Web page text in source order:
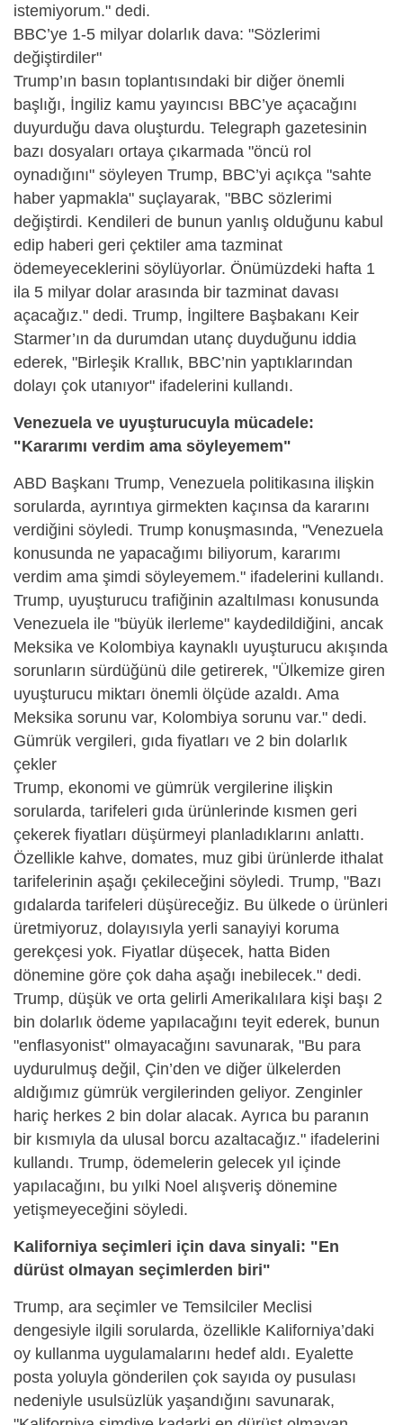
istemiyorum." dedi.
BBC’ye 1-5 milyar dolarlık dava: "Sözlerimi
değiştirdiler"
Trump’ın basın toplantısındaki bir diğer önemli
başlığı, İngiliz kamu yayıncısı BBC’ye açacağını
duyurduğu dava oluşturdu. Telegraph gazetesinin
bazı dosyaları ortaya çıkarmada "öncü rol
oynadığını" söyleyen Trump, BBC’yi açıkça "sahte
haber yapmakla" suçlayarak, "BBC sözlerimi
değiştirdi. Kendileri de bunun yanlış olduğunu kabul
edip haberi geri çektiler ama tazminat
ödemeyeceklerini söylüyorlar. Önümüzdeki hafta 1
ila 5 milyar dolar arasında bir tazminat davası
açacağız." dedi. Trump, İngiltere Başbakanı Keir
Starmer’ın da durumdan utanç duyduğunu iddia
ederek, "Birleşik Krallık, BBC’nin yaptıklarından
dolayı çok utanıyor" ifadelerini kullandı.
Venezuela ve uyuşturucuyla mücadele:
"Kararımı verdim ama söyleyemem"
ABD Başkanı Trump, Venezuela politikasına ilişkin
sorularda, ayrıntıya girmekten kaçınsa da kararını
verdiğini söyledi. Trump konuşmasında, "Venezuela
konusunda ne yapacağımı biliyorum, kararımı
verdim ama şimdi söyleyemem." ifadelerini kullandı.
Trump, uyuşturucu trafiğinin azaltılması konusunda
Venezuela ile "büyük ilerleme" kaydedildiğini, ancak
Meksika ve Kolombiya kaynaklı uyuşturucu akışında
sorunların sürdüğünü dile getirerek, "Ülkemize giren
uyuşturucu miktarı önemli ölçüde azaldı. Ama
Meksika sorunu var, Kolombiya sorunu var." dedi.
Gümrük vergileri, gıda fiyatları ve 2 bin dolarlık
çekler
Trump, ekonomi ve gümrük vergilerine ilişkin
sorularda, tarifeleri gıda ürünlerinde kısmen geri
çekerek fiyatları düşürmeyi planladıklarını anlattı.
Özellikle kahve, domates, muz gibi ürünlerde ithalat
tarifelerinin aşağı çekileceğini söyledi. Trump, "Bazı
gıdalarda tarifeleri düşüreceğiz. Bu ülkede o ürünleri
üretmiyoruz, dolayısıyla yerli sanayiyi koruma
gerekçesi yok. Fiyatlar düşecek, hatta Biden
dönemine göre çok daha aşağı inebilecek." dedi.
Trump, düşük ve orta gelirli Amerikalılara kişi başı 2
bin dolarlık ödeme yapılacağını teyit ederek, bunun
"enflasyonist" olmayacağını savunarak, "Bu para
uydurulmuş değil, Çin’den ve diğer ülkelerden
aldığımız gümrük vergilerinden geliyor. Zenginler
hariç herkes 2 bin dolar alacak. Ayrıca bu paranın
bir kısmıyla da ulusal borcu azaltacağız." ifadelerini
kullandı. Trump, ödemelerin gelecek yıl içinde
yapılacağını, bu yılki Noel alışveriş dönemine
yetişmeyeceğini söyledi.
Kaliforniya seçimleri için dava sinyali: "En
dürüst olmayan seçimlerden biri"
Trump, ara seçimler ve Temsilciler Meclisi
dengesiyle ilgili sorularda, özellikle Kaliforniya’daki
oy kullanma uygulamalarını hedef aldı. Eyalette
posta yoluyla gönderilen çok sayıda oy pusulası
nedeniyle usulsüzlük yaşandığını savunarak,